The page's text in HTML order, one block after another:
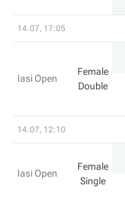
14.07, 17:05
Iasi Open
Female
Double
14.07, 12:10
Iasi Open
Female
Single